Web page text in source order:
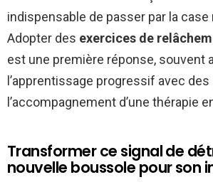
indispensable de passer par la case
Adopter des exercices de
est une première réponse, souvent
l’apprentissage progressif avec des
l’accompagnement d’une thérapie
Transformer ce signal de
nouvelle boussole pour son